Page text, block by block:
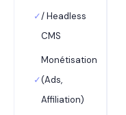
✓/ Headless
CMS
✓
Monétisation
(Ads,
Affiliation)